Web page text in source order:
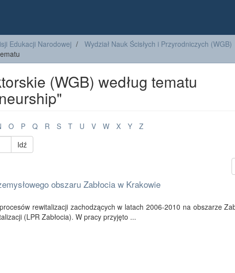
Edukacji Narodowej Wydział Nauk Ścisłych i Przyrodniczych (WGB)
(WGB) według tematu
O P Q R S T U V W X Y
Z
Idź
obszaru Zabłocia w Krakowie
rewitalizacji zachodzących w latach 2006-2010 na obszarze
(LPR Zabłocia). W pracy przyjęto ...